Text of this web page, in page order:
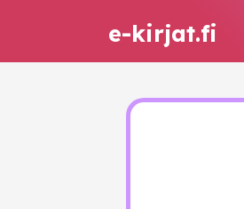
e-kirjat.fi